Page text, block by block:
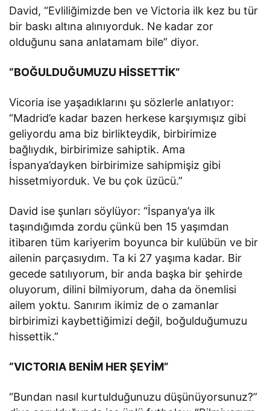
David, “Evliliğimizde ben ve Victoria ilk kez bu tür
bir baskı altına alınıyorduk. Ne kadar zor
olduğunu sana anlatamam bile” diyor.
“BOĞULDUĞUMUZU HİSSETTİK”
Vicoria ise yaşadıklarını şu sözlerle anlatıyor:
“Madrid’e kadar bazen herkese karşıymışız gibi
geliyordu ama biz birlikteydik, birbirimize
bağlıydık, birbirimize sahiptik. Ama
İspanya’dayken birbirimize sahipmişiz gibi
hissetmiyorduk. Ve bu çok üzücü.”
David ise şunları söylüyor: “İspanya’ya ilk
taşındığımda zordu çünkü ben 15 yaşımdan
itibaren tüm kariyerim boyunca bir kulübün ve bir
ailenin parçasıydım. Ta ki 27 yaşıma kadar. Bir
gecede satılıyorum, bir anda başka bir şehirde
oluyorum, dilini bilmiyorum, daha da önemlisi
ailem yoktu. Sanırım ikimiz de o zamanlar
birbirimizi kaybettiğimizi değil, boğulduğumuzu
hissettik.”
“VICTORIA BENİM HER ŞEYİM”
“Bundan nasıl kurtulduğunuzu düşünüyorsunuz?”